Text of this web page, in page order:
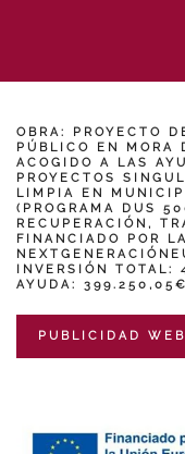
OBRA: PROYECTO
PÚBLICO EN MORA
ACOGIDO A LAS
PROYECTOS
LIMPIA EN
(PROGRAMA DUS
RECUPERACIÓN,
FINANCIADO POR
INVERSIÓN TOTAL:
AYUDA: 399.250,05€
PUBLICIDAD